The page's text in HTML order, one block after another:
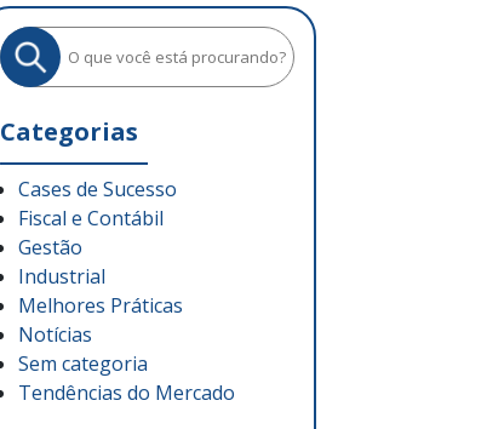
Categorias
Cases de Sucesso
Fiscal e Contábil
Gestão
Industrial
Melhores Práticas
Notícias
Sem categoria
Tendências do Mercado